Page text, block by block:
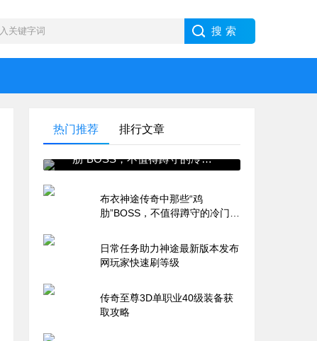
热门推荐
排行文章
布衣神途传奇中那些“鸡
肋”BOSS，不值得蹲守的冷门
怪盘点
布衣神途传奇中那些“鸡
肋”BOSS，不值得蹲守的冷门怪
日常任务助力神途最新版本发布
网玩家快速刷等级
传奇至尊3D单职业40级装备获
取攻略